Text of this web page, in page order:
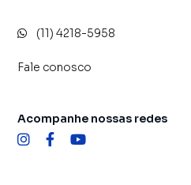
(11) 4218-5958
Fale conosco
Acompanhe nossas redes